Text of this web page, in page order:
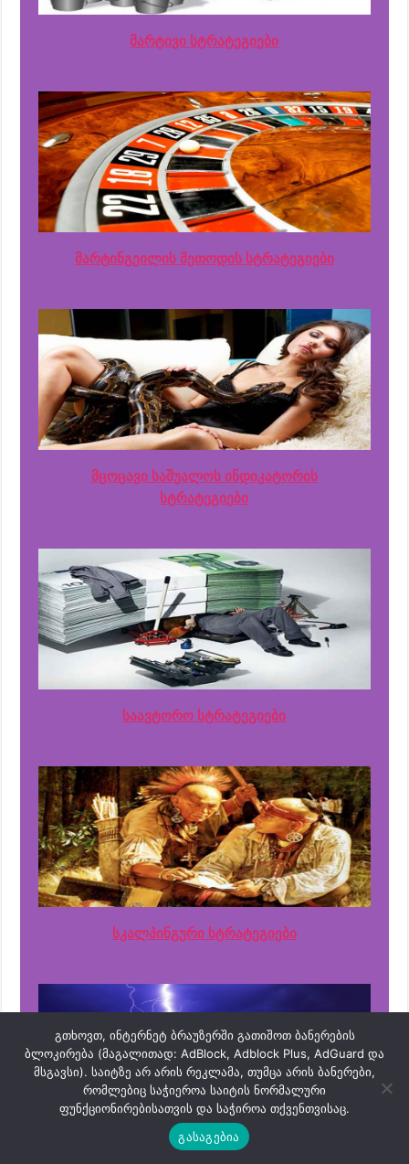
მარტივი სტრატეგიები
მარტინგეილის მეთოდის სტრატეგიები
მცოცავი საშუალოს ინდიკატორის
სტრატეგიები
საავტორო სტრატეგიები
სკალპინგური სტრატეგიები
გთხოვთ, ინტერნეტ ბრაუზერში გათიშოთ ბანერების
ბლოკირება (მაგალითად: AdBlock, Adblock Plus, AdGuard და
მსგავსი). საიტზე არ არის რეკლამა, თუმცა არის ბანერები,
რომლებიც საჭიეროა საიტის ნორმალური
ფუნქციონირებისათვის და საჭიროა თქვენთვისაც.
გასაგებია